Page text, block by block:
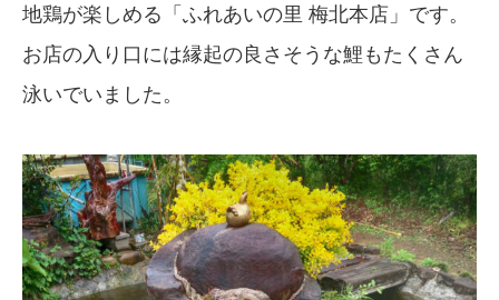
地鶏が楽しめる「ふれあいの里 梅北本店」です。
お店の入り口には縁起の良さそうな鯉もたくさん
泳いでいました。